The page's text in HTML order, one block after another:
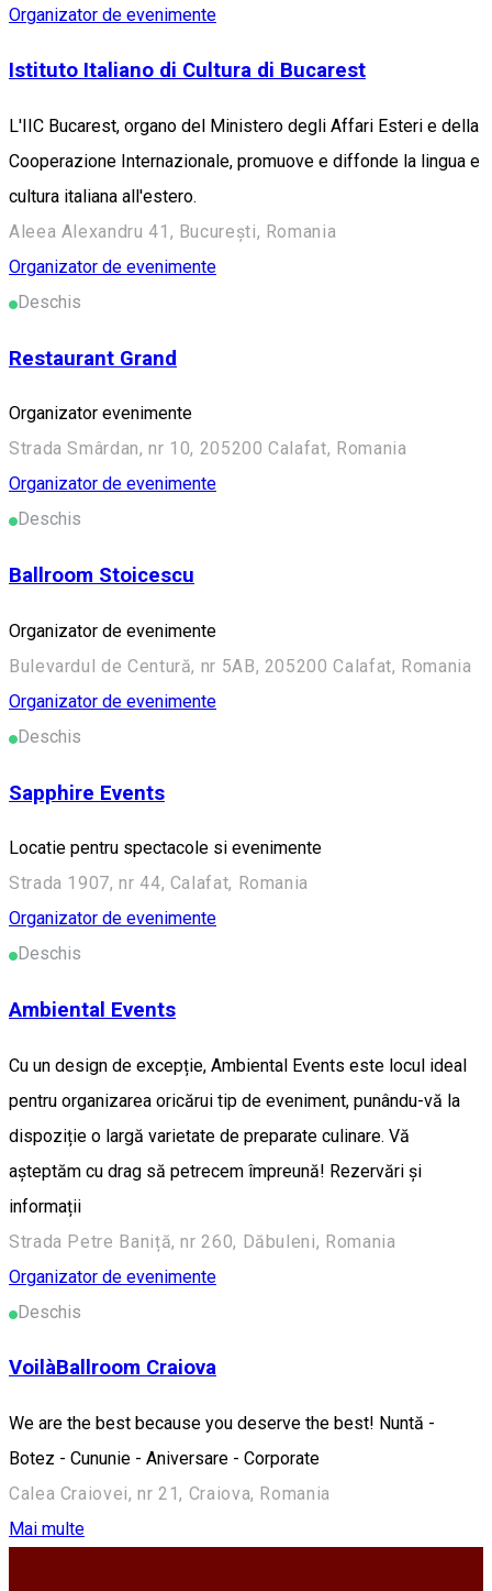
Organizator de evenimente
Istituto Italiano di Cultura di Bucarest
L'IIC Bucarest, organo del Ministero degli Affari Esteri e della
Cooperazione Internazionale, promuove e diffonde la lingua e
cultura italiana all'estero.
Aleea Alexandru 41, București, Romania
Organizator de evenimente
Deschis
Restaurant Grand
Organizator evenimente
Strada Smârdan, nr 10, 205200 Calafat, Romania
Organizator de evenimente
Deschis
Ballroom Stoicescu
Organizator de evenimente
Bulevardul de Centură, nr 5AB, 205200 Calafat, Romania
Organizator de evenimente
Deschis
Sapphire Events
Locatie pentru spectacole si evenimente
Strada 1907, nr 44, Calafat, Romania
Organizator de evenimente
Deschis
Ambiental Events
Cu un design de excepție, Ambiental Events este locul ideal
pentru organizarea oricărui tip de eveniment, punându-vă la
dispoziție o largă varietate de preparate culinare. Vă
așteptăm cu drag să petrecem împreună! Rezervări și
informații
Strada Petre Baniță, nr 260, Dăbuleni, Romania
Organizator de evenimente
Deschis
VoilàBallroom Craiova
We are the best because you deserve the best! Nuntă -
Botez - Cununie - Aniversare - Corporate
Calea Craiovei, nr 21, Craiova, Romania
Mai multe